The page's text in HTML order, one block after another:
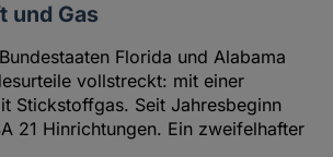
und Gas
Florida und Alabama
vollstreckt: mit einer
Stickstoffgas. Seit Jahresbeginn
21 Hinrichtungen. Ein zweifelhafter